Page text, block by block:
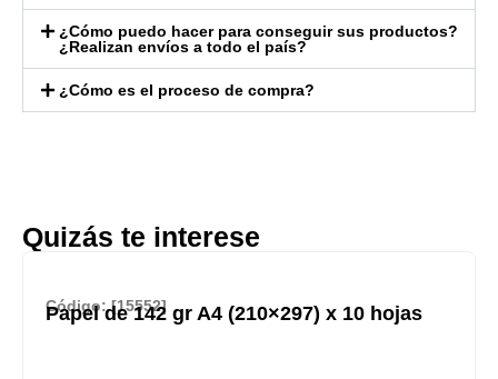
¿Cómo puedo hacer para conseguir sus productos?
¿Realizan envíos a todo el país?
¿Cómo es el proceso de compra?
Quizás te interese
Código: [15552]
Papel de 142 gr A4 (210×297) x 10 hojas